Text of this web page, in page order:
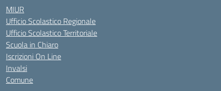
MIUR
Ufficio Scolastico Regionale
Ufficio Scolastico Territoriale
Scuola in Chiaro
Iscrizioni On Line
Invalsi
Comune